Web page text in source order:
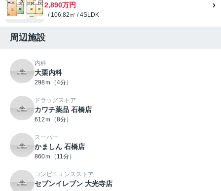
2,890万円
- / 106.82㎡ / 4SLDK
周辺施設
内科
大栗内科
298ｍ（4分）
ドラッグストア
カワチ薬品 石橋店
612ｍ（8分）
スーパー
かましん 石橋店
860ｍ（11分）
コンビニエンスストア
セブンイレブン 大光寺店